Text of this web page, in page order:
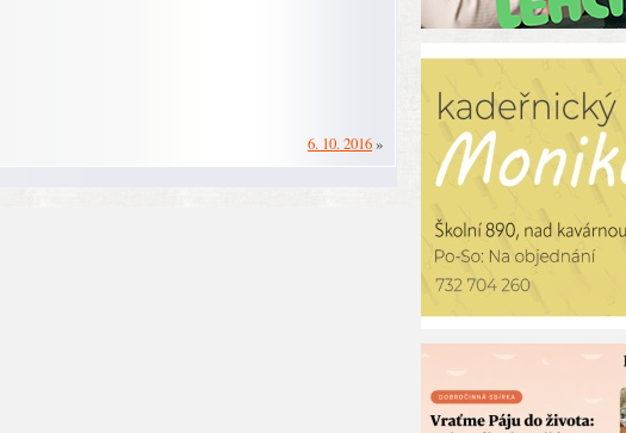
6. 10. 2016»